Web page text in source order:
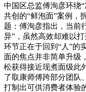
中国区总监傅洵彦环绕
共创的“鲜泡面”案例，
题：傅洵彦指出，当前
异”，虽然高效却难以
环节正在于回到“人”的
面的焦点并非简单升级
松获得接近现煮面级此
了取康师傅跨部分团队
打制出可供消费者体验